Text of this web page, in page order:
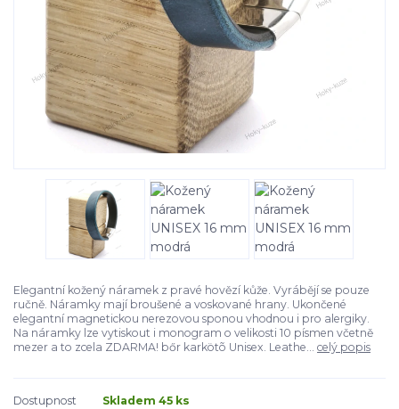
Elegantní kožený náramek z pravé hovězí kůže. Vyrábějí se pouze
ručně. Náramky mají broušené a voskované hrany. Ukončené
elegantní magnetickou nerezovou sponou vhodnou i pro alergiky.
Na náramky lze vytiskout i monogram o velikosti 10 písmen včetně
mezer a to zcela ZDARMA! bőr karkötõ Unisex. Leathe... celý popis
Dostupnost
Skladem 45 ks